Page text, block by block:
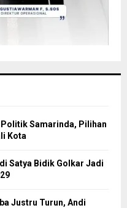
Samarinda, Pilihan
Kota
Satya Bidik Golkar Jadi
Justru Turun, Andi